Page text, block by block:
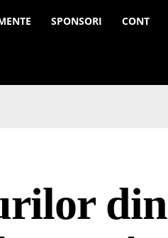
SPONSORI CONT
din